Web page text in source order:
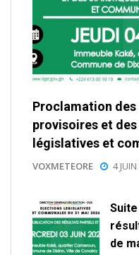
Proclamation
provisoires et
législatives et
VOXMETEORE 4
de